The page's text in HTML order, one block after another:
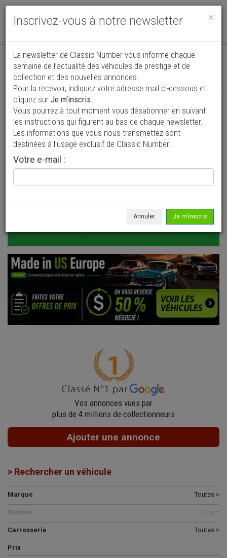
Toggle
Véhicules de collection, sport et prestige
Actuellement7554annonces actualisées
de véhicules de particuliers et professionnels
Vos annonces vues par
plus de 4 millions de collectionneurs
Ajouter une annonce
> Rechercher un véhicule
Marque Toutes >
Modèle Tous >
Carrosserie Toutes >
Prix
×
Inscrivez-vous à notre newsletter
La newsletter de Classic Number vous informe chaque
semaine de l’actualité des véhicules de prestige et de
collection et des nouvelles annonces.
Pour la recevoir, indiquez votre adresse mail ci-dessous et
cliquez sur Je m'inscris.
Vous pourrez à tout moment vous désabonner en suivant
les instructions qui figurent au bas de chaque newsletter.
Les informations que vous nous transmettez sont
destinées à l’usage exclusif de Classic Number.
Votre e-mail :
Annuler Je m'inscris